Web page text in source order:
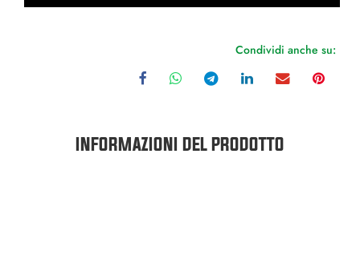
Condividi anche su:
INFORMAZIONI DEL PRODOTTO